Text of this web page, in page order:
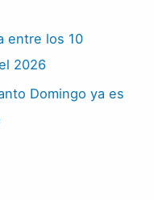
entre los 10
2026
Domingo ya es